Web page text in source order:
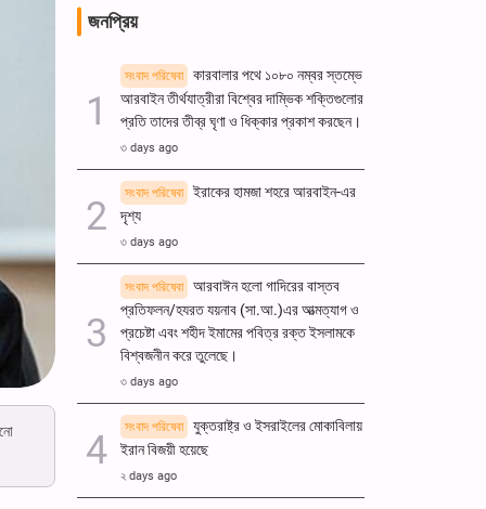
জনপ্রিয়
সংবাদ পরিষেবা
কারবালার পথে ১০৮০ নম্বর স্তম্ভে
আরবাইন তীর্থযাত্রীরা বিশ্বের দাম্ভিক শক্তিগুলোর
প্রতি তাদের তীব্র ঘৃণা ও ধিক্কার প্রকাশ করছেন।
৩ days ago
সংবাদ পরিষেবা
ইরাকের হামজা শহরে আরবাইন-এর
দৃশ্য
৩ days ago
সংবাদ পরিষেবা
আরবাঈন হলো গাদিরের বাস্তব
প্রতিফলন/হযরত যয়নাব (সা.আ.)এর আত্মত্যাগ ও
প্রচেষ্টা এবং শহীদ ইমামের পবিত্র রক্ত ​​ইসলামকে
বিশ্বজনীন করে তুলেছে।
৩ days ago
সংবাদ পরিষেবা
যুক্তরাষ্ট্র ও ইসরাইলের মোকাবিলায়
ইরান বিজয়ী হয়েছে
২ days ago